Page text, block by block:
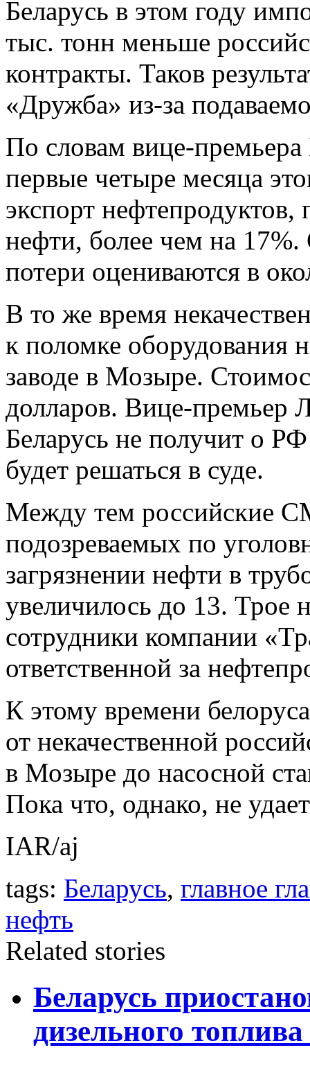
Беларусь в этом году
тыс. тонн меньше
контракты. Таков
«Дружба» из-за
По словам вице-
первые четыре месяца
экспорт
нефти, более чем на
потери оцениваются в
В то же время
к поломке оборудования
заводе в Мозыре.
долларов. Вице-премьер
Беларусь не получит о
будет решаться в суде.
Между тем российские
подозреваемых по
загрязнении нефти в
увеличилось до 13. Трое
сотрудники компании
ответственной за
К этому времени
от некачественной
в Мозыре до насосной
Пока что, однако, не
IAR/aj
tags: Беларусь, главное
нефть
Related stories
Беларусь
дизельного